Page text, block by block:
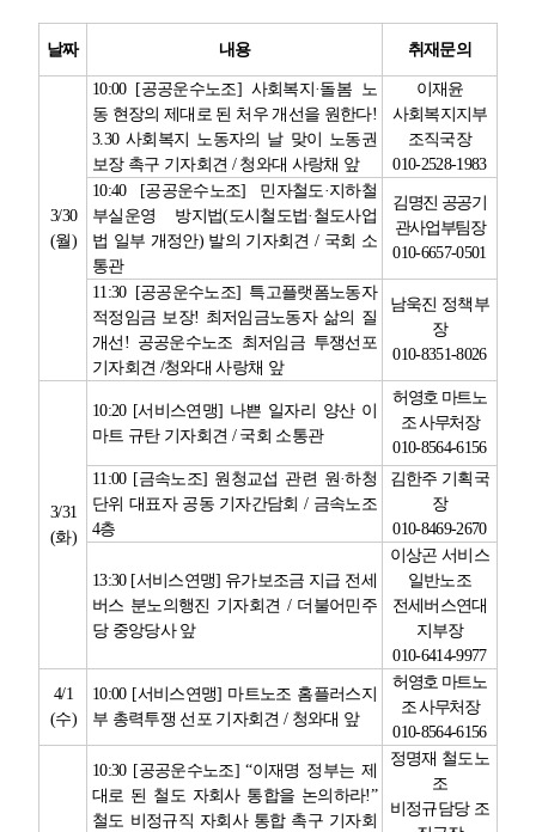
날짜 내용 취재문의
3/30
(월)
10:00 [공공운수노조] 사회복지 ·돌봄 노
동 현장의 제대로 된 처우 개선을 원한다!
3.30사회복지 노동자의 날 맞이 노동권
보장 촉구 기자회견 / 청와대 사랑채 앞
이재윤
사회복지지부
조직국장
010-2528-1983
10:40 [공공운수노조] 민자철도·지하철
부실운영 방지법(도시철도법· 철도사업
법 일부 개정안) 발의 기자회견/ 국회 소
통관
김명진 공공기
관사업부팀장
010-6657-0501
11:30 [공공운수노조] 특고플랫폼노동자
적정임금 보장! 최저임금노동자 삶의 질
개선 ! 공공운수노조 최저임금 투쟁선포
기자회견 /청와대 사랑채 앞
남욱진 정책부
장
010-8351-8026
3/31
(화)
10:20 [서비스연맹] 나쁜 일자리 양산 이
마트 규탄 기자회견 / 국회 소통관
허영호 마트노
조 사무처장
010-8564-6156
11:00 [금속노조] 원청교섭 관련 원·하청
단위 대표자 공동 기자간담회/ 금속노조
4층
김한주 기획국
장
010-8469-2670
13:30 [서비스연맹] 유가보조금 지급 전세
버스 분노의행진 기자회견 / 더불어민주
당 중앙당사 앞
이상곤 서비스
일반노조
전세버스연대
지부장
010-6414-9977
4/1
(수)
10:00 [서비스연맹] 마트노조 홈플러스지
부 총력투쟁 선포 기자회견 / 청와대 앞
허영호 마트노
조 사무처장
010-8564-6156
10:30 [공공운수노조] “이재명 정부는 제
대로 된 철도 자회사 통합을 논의하라!”
철도 비정규직 자회사 통합 촉구 기자회
정명재 철도노
조
비정규담당 조